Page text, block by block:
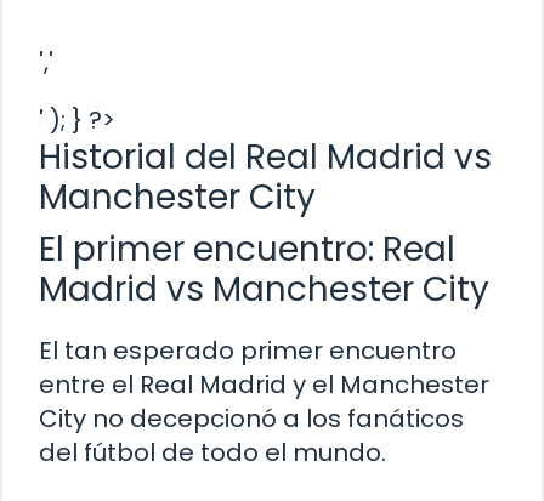
','
' ); } ?>
Historial del Real Madrid vs
Manchester City
El primer encuentro: Real
Madrid vs Manchester City
El tan esperado primer encuentro
entre el Real Madrid y el Manchester
City no decepcionó a los fanáticos
del fútbol de todo el mundo.